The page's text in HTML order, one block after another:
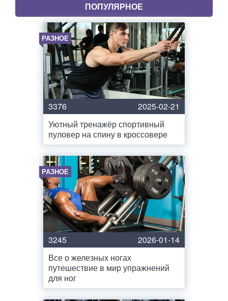
ПОПУЛЯРНОЕ
РАЗНОЕ
3376
2025-02-21
Уютный тренажёр спортивный
пуловер на спину в кроссовере
РАЗНОЕ
3245
2026-01-14
Все о железных ногах
путешествие в мир упражнений
для ног